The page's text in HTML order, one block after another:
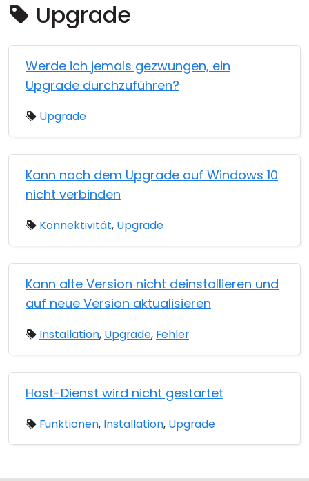
Upgrade
Werde ich jemals gezwungen, ein
Upgrade durchzuführen?
Upgrade
Kann nach dem Upgrade auf Windows 10
nicht verbinden
Konnektivität, Upgrade
Kann alte Version nicht deinstallieren und
auf neue Version aktualisieren
Installation, Upgrade, Fehler
Host-Dienst wird nicht gestartet
Funktionen, Installation, Upgrade
Cloud & On-Premise